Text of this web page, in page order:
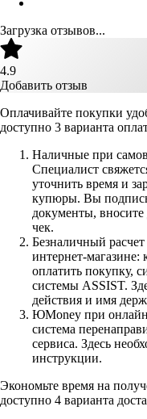
Загрузка отзывов...
4.9
Добавить отзыв
Оплачивайте покупки
доступно 3 варианта
Наличные при
Специалист
уточнить время и
купюры. Вы
документы, вносите
чек.
Безналичный
интернет-
оплатить покупку,
системы ASSIST.
действия и имя
ЮMoney при
система
сервиса. Здесь
инструкции.
Экономьте время на
доступно 4 варианта